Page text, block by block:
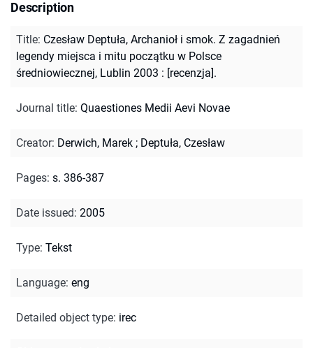
Description
Title: Czesław Deptuła, Archanioł i smok. Z zagadnień
legendy miejsca i mitu początku w Polsce
średniowiecznej, Lublin 2003 : [recenzja].
Journal title: Quaestiones Medii Aevi Novae
Creator: Derwich, Marek ; Deptuła, Czesław
Pages: s. 386-387
Date issued: 2005
Type: Tekst
Language: eng
Detailed object type: irec